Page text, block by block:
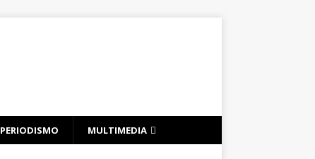
PERIODISMO MULTIMEDIA